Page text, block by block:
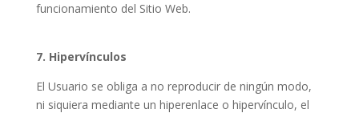
funcionamiento del Sitio Web.
7. Hipervínculos
El Usuario se obliga a no reproducir de ningún modo,
ni siquiera mediante un hiperenlace o hipervínculo, el